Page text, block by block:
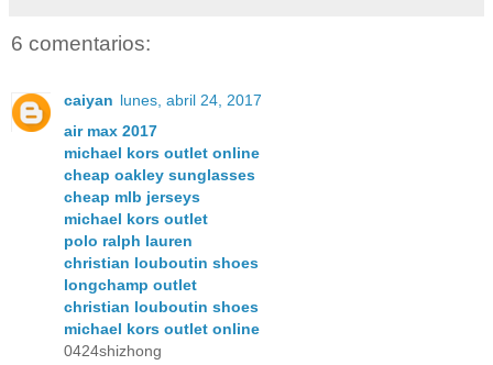
6 comentarios:
caiyan lunes, abril 24, 2017
air max 2017
michael kors outlet online
cheap oakley sunglasses
cheap mlb jerseys
michael kors outlet
polo ralph lauren
christian louboutin shoes
longchamp outlet
christian louboutin shoes
michael kors outlet online
0424shizhong